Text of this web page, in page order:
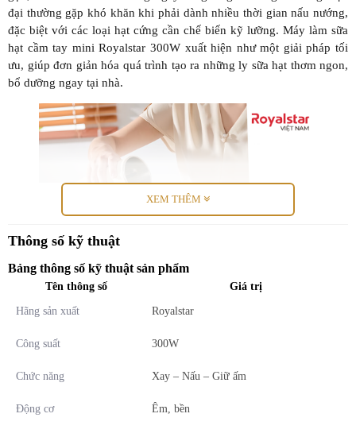
đại thường gặp khó khăn khi phải dành nhiều thời gian nấu nướng,
đặc biệt với các loại hạt cứng cần chế biến kỹ lưỡng. Máy làm sữa
hạt cầm tay mini Royalstar 300W xuất hiện như một giải pháp tối
ưu, giúp đơn giản hóa quá trình tạo ra những ly sữa hạt thơm ngon,
bổ dưỡng ngay tại nhà.
XEM THÊM
Thông số kỹ thuật
Bảng thông số kỹ thuật sản phẩm
Tên thông số Giá trị
Hãng sản xuất Royalstar
Công suất 300W
Chức năng Xay – Nấu – Giữ ấm
Động cơ Êm, bền